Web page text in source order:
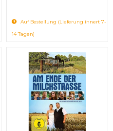
Auf Bestellung (Lieferung innert 7-
14 Tagen)